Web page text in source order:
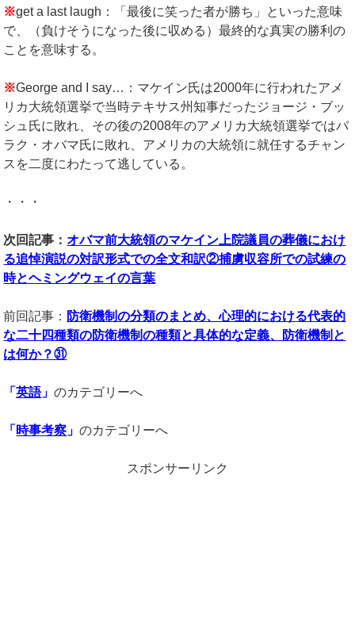
※get a last laugh：「最後に笑った者が勝ち」といった意味
で、（負けそうになった後に収める）最終的な真実の勝利の
ことを意味する。
※George and I say…：マケイン氏は2000年に行われたアメ
リカ大統領選挙で当時テキサス州知事だったジョージ・ブッ
シュ氏に敗れ、その後の2008年のアメリカ大統領選挙ではバ
ラク・オバマ氏に敗れ、アメリカの大統領に就任するチャン
スを二度にわたって逃している。
・・・
次回記事：オバマ前大統領のマケイン上院議員の葬儀におけ
る追悼演説の対訳形式での全文和訳②捕虜収容所での試練の
時とヘミングウェイの言葉
前回記事： 防衛機制の分類のまとめ、心理的における代表的
な二十四種類の防衛機制の種類と具体的な定義、防衛機制と
は何か？㉛
「英語」のカテゴリーへ
「 時事考察 」のカテゴリーへ
スポンサーリンク